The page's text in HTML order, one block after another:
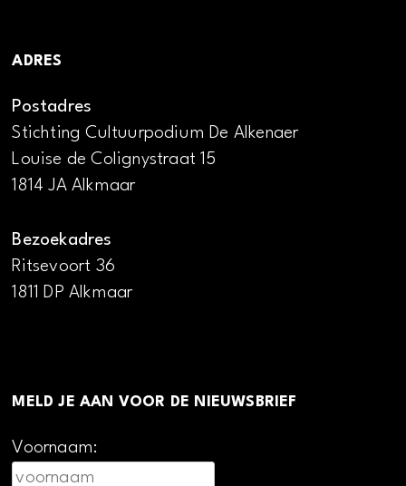
ADRES
Postadres
Stichting Cultuurpodium De Alkenaer
Louise de Colignystraat 15
1814 JA Alkmaar
Bezoekadres
Ritsevoort 36
1811 DP Alkmaar
MELD JE AAN VOOR DE NIEUWSBRIEF
Voornaam: